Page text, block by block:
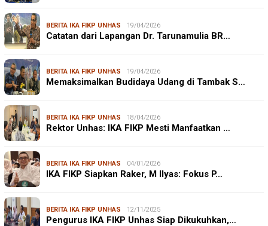
BERITA IKA FIKP UNHAS 19/04/2026
Catatan dari Lapangan Dr. Tarunamulia BR…
BERITA IKA FIKP UNHAS 19/04/2026
Memaksimalkan Budidaya Udang di Tambak S…
BERITA IKA FIKP UNHAS 18/04/2026
Rektor Unhas: IKA FIKP Mesti Manfaatkan …
BERITA IKA FIKP UNHAS 04/01/2026
IKA FIKP Siapkan Raker, M Ilyas: Fokus P…
BERITA IKA FIKP UNHAS 12/11/2025
Pengurus IKA FIKP Unhas Siap Dikukuhkan,…